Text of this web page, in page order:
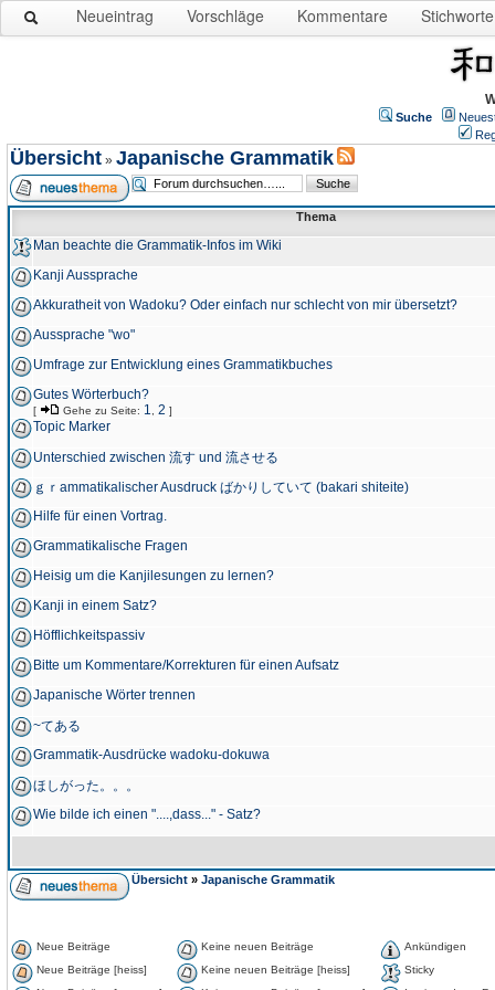
Neueintrag Vorschläge Kommentare Stichworte
Suche
Übersicht » Japanische Grammatik
Thema
Man beachte die Grammatik-Infos im Wiki
Kanji Aussprache
Akkuratheit von Wadoku? Oder einfach nur schlecht von mir übersetzt?
Aussprache "wo"
Umfrage zur Entwicklung eines Grammatikbuches
Gutes Wörterbuch?
[ Gehe zu Seite: 1 2 ]
Topic Marker
Unterschied zwischen 流す und 流させる
ｇｒammatikalischer Ausdruck ばかりしていて (bakari shiteite)
Hilfe für einen Vortrag.
Grammatikalische Fragen
Heisig um die Kanjilesungen zu lernen?
Kanji in einem Satz?
Höfflichkeitspassiv
Bitte um Kommentare/Korrekturen für einen Aufsatz
Japanische Wörter trennen
~てある
Grammatik-Ausdrücke wadoku-dokuwa
ほしがった。。。
Wie bilde ich einen "....,dass..." - Satz?
Übersicht » Japanische Grammatik
Neue Beiträge Keine neuen Beiträge
Ankündigen
Neue Beiträge [heiss]
Keine neuen Beiträge [heiss]
Sticky